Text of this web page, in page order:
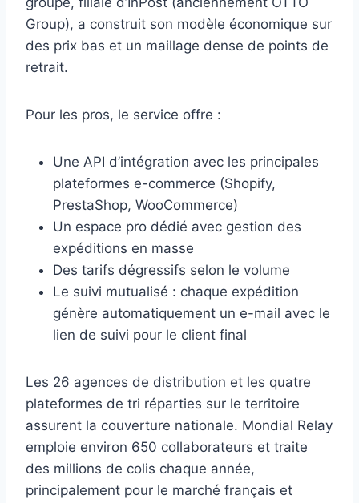
Group), a construit son modèle économique sur
des prix bas et un maillage dense de points de
retrait.
Pour les pros, le service offre :
Une API d’intégration avec les principales
plateformes e-commerce (Shopify,
PrestaShop, WooCommerce)
Un espace pro dédié avec gestion des
expéditions en masse
Des tarifs dégressifs selon le volume
Le suivi mutualisé : chaque expédition
génère automatiquement un e-mail avec le
lien de suivi pour le client final
Les 26 agences de distribution et les quatre
plateformes de tri réparties sur le territoire
assurent la couverture nationale. Mondial Relay
emploie environ 650 collaborateurs et traite
des millions de colis chaque année,
principalement pour le marché français et